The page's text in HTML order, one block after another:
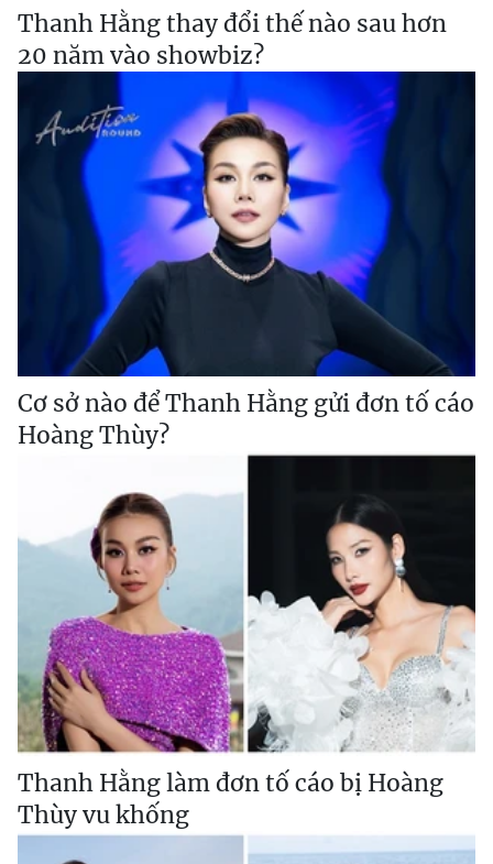
Thanh Hằng thay đổi thế nào sau hơn
20 năm vào showbiz?
Cơ sở nào để Thanh Hằng gửi đơn tố cáo
Hoàng Thùy?
Thanh Hằng làm đơn tố cáo bị Hoàng
Thùy vu khống